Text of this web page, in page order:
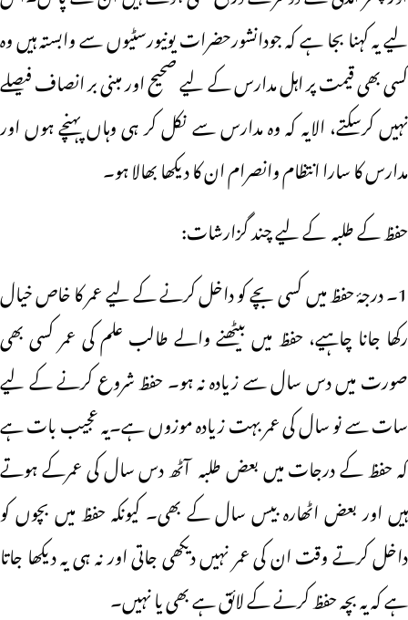
لیے یہ کہنا بجا ہے کہ جودانشورحضرات یونیورسٹیوں سے وابستہ ہیں وہ
کسی بھی قیمت پر اہل مدارس کے لیے صحیح اور مبنی بر انصاف فیصلے
نہیں کرسکتے، الایہ کہ وہ مدارس سے نکل کر ہی وہاں پہنچے ہوں اور
مدارس کا سارا انتظام وانصرام ان کا دیکھا بھالا ہو۔
حفظ کے طلبہ کے لیے چند گزارشات:
1۔ درجۂ حفظ میں کسی بچے کو داخل کرنے کے لیے عمر کا خاص خیال
رکھا جانا چاہیے، حفظ میں بیٹھنے والے طالب علم کی عمر کسی بھی
صورت میں دس سال سے زیادہ نہ ہو۔ حفظ شروع کرنے کے لیے
سات سے نو سال کی عمر بہت زیادہ موزوں ہے۔یہ عجیب بات ہے
کہ حفظ کے درجات میں بعض طلبہ آٹھ دس سال کی عمرکے ہوتے
ہیں اور بعض اٹھارہ بیس سال کے بھی۔ کیونکہ حفظ میں بچوں کو
داخل کرتے وقت ان کی عمر نہیں دیکھی جاتی اور نہ ہی یہ دیکھا جاتا
ہے کہ یہ بچہ حفظ کرنے کے لائق ہے بھی یا نہیں۔